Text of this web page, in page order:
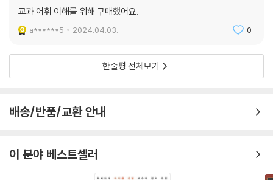
교과 어휘 이해를 위해 구매했어요.
a******5 2024.04.03. 0
한줄평 전체보기
배송/반품/교환 안내
이 분야 베스트셀러